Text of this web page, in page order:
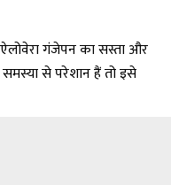
गंजेपन का सस्ता और
से परेशान हैं तो इसे